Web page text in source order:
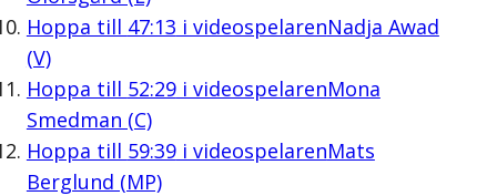
Hoppa till 47:13 i videospelarenNadja Awad
(V)
Hoppa till 52:29i videospelarenMona
Smedman (C)
Hoppa till 59:39i videospelarenMats
Berglund (MP)